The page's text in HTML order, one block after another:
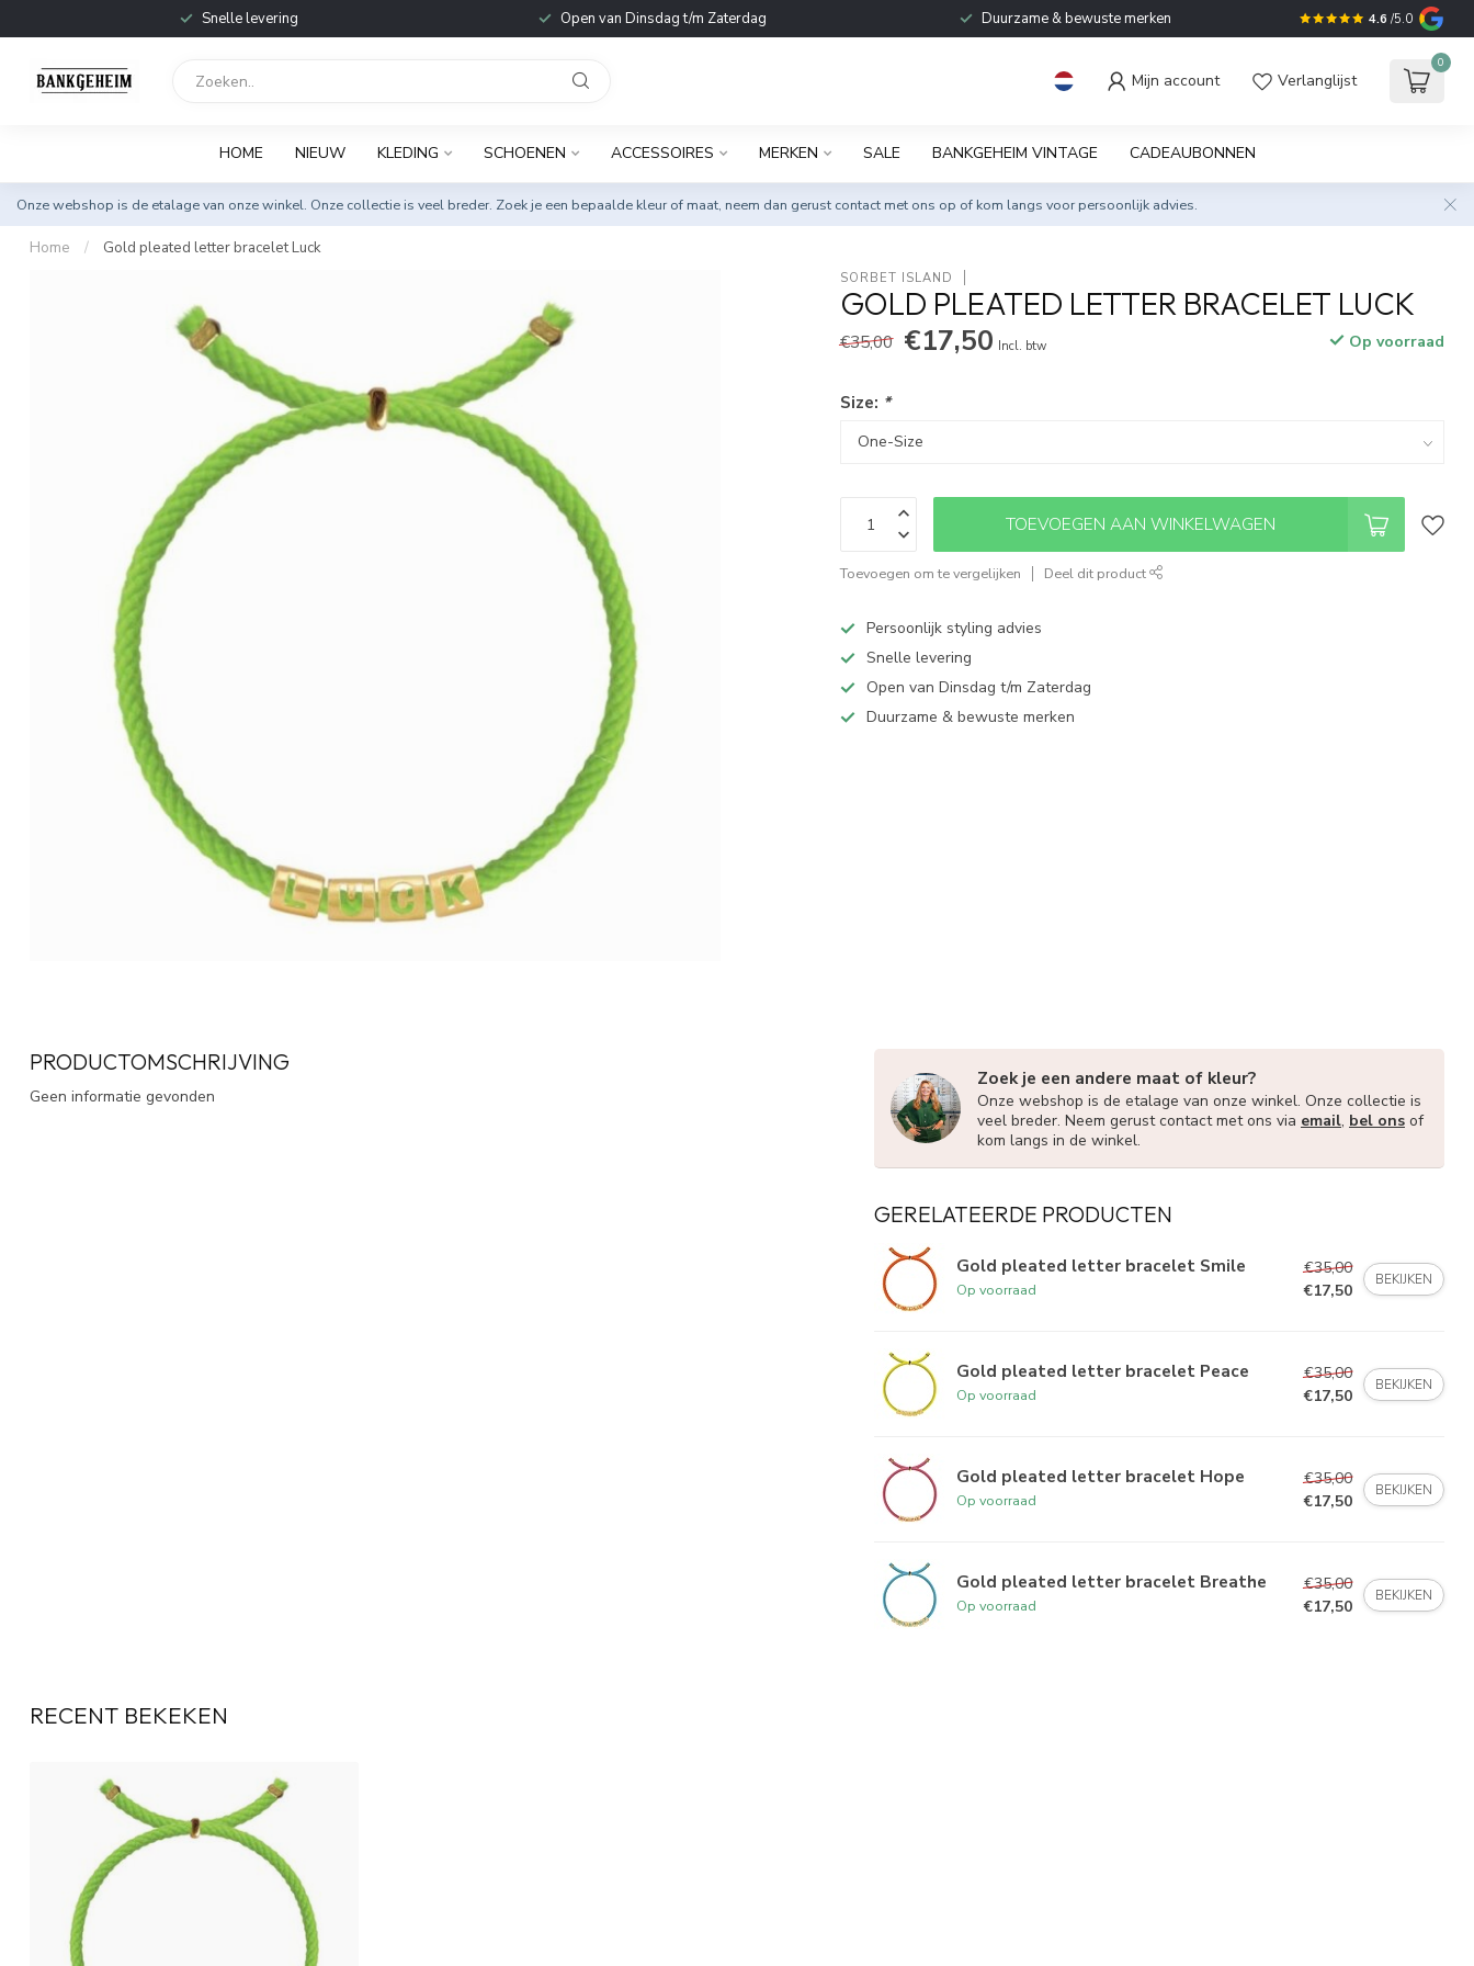
Snelle levering Open van Dinsdag t/m Zaterdag Duurzame & bewuste merken 4.6 /5.0
Mijn account Verlanglijst
0
HOME NIEUW KLEDING SCHOENEN ACCESSOIRES MERKEN SALE BANKGEHEIM VINTAGE CADEAUBONNEN
Onze webshop is de etalage van onze winkel. Onze collectie is veel breder. Zoek je een bepaalde kleur of maat, neem dan gerust contact met ons op of kom langs voor persoonlijk advies.
Home / Gold pleated letter bracelet Luck
SORBET ISLAND
GOLD PLEATED LETTER BRACELET LUCK
€35,00 €17,50 Incl. btw Op voorraad
Size: *
TOEVOEGEN AAN WINKELWAGEN
Toevoegen om te vergelijken Deel dit product
Persoonlijk styling advies
Snelle levering
Open van Dinsdag t/m Zaterdag
Duurzame & bewuste merken
PRODUCTOMSCHRIJVING
Geen informatie gevonden
Zoek je een andere maat of kleur?
Onze webshop is de etalage van onze winkel. Onze collectie is
veel breder. Neem gerust contact met ons via email, bel ons of
kom langs in de winkel.
GERELATEERDE PRODUCTEN
Gold pleated letter bracelet Smile
Op voorraad
€35,00
€17,50
BEKIJKEN
Gold pleated letter bracelet Peace
Op voorraad
€35,00
€17,50
BEKIJKEN
Gold pleated letter bracelet Hope
Op voorraad
€35,00
€17,50
BEKIJKEN
Gold pleated letter bracelet Breathe
Op voorraad
€35,00
€17,50
BEKIJKEN
RECENT BEKEKEN